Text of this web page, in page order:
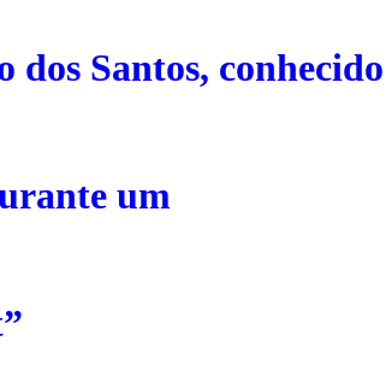
dos Santos, conhecido
um